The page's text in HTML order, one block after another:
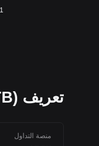
تعريف Bitwise Bitcoin ETF (BITB)
منصة التداول